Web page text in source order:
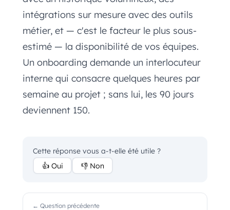
intégrations sur mesure avec des outils
métier, et — c'est le facteur le plus sous-
estimé — la disponibilité de vos équipes.
Un onboarding demande un interlocuteur
interne qui consacre quelques heures par
semaine au projet ; sans lui, les 90 jours
deviennent 150.
Cette réponse vous a-t-elle été utile ?
👍 Oui
👎 Non
← Question précédente